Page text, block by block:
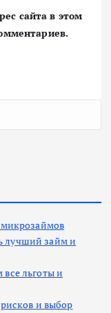
сайта в этом
микрозаймов
лучший займ и
льготы и
и выбор